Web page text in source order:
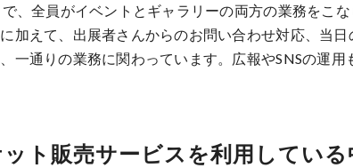
、全員がイベントとギャラリーの両方の業務をこ
加えて、出展者さんからのお問い合わせ対応、当日
一通りの業務に関わっています。広報やSNSの運用
ト販売サービスを利用してい